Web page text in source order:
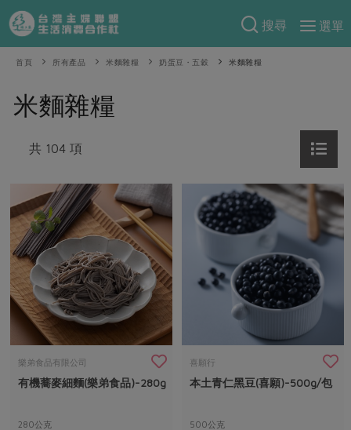
搜尋
選單
產品分類
當季蔬果
一籃菜
芽苗類
奶蛋豆・五穀
蛋
豆製品 米麵雜糧
肉品・水產
水畜加工品
食譜料理
肉食
海鮮
常備菜
蔬食
蛋料理
料理方式
把最好的台灣味帶回家！
防災用品預購圓滿結束
2026年端午節預購圓滿結束
更多預購活動
當季產品
合作25-經典快閃最後一週
合作25-精選產品第三彈
觀點文章
主婦食堂
社內大小事 合作聯合國
產品故事
樂齡生活
廚房瑜伽
關於合作社
認識合作社
關於我們
合作社組織
員工與求才
自主把關
重要公告
首頁 所有產品 米麵雜糧 奶蛋豆・五穀 米麵雜糧
米麵雜糧
共 104 項
樂弟食品有限公司
有機蕎麥細麵(樂弟食品)-280g
280公克
喜願行
本土青仁黑豆(喜願)-500g/包
500公克